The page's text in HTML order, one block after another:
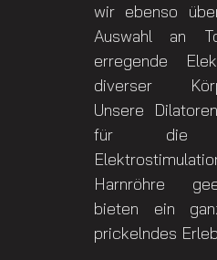
wir ebenso
Auswahl an
erregende
diverser
Unsere
für die
Harnröhre
bieten ein
prickelndes